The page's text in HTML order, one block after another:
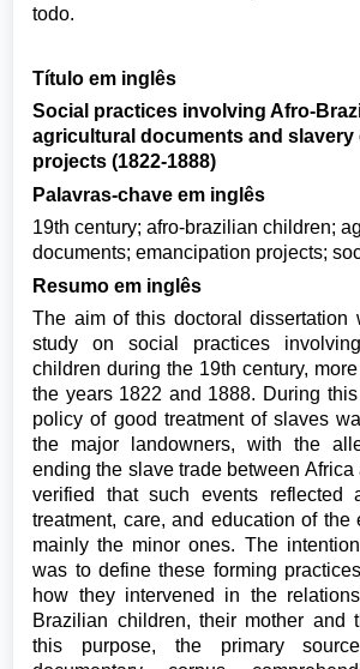
todo.
Título em inglês
Social practices involving Afro-
agricultural documents and slavery
projects (1822-1888)
Palavras-chave em inglês
19th century; afro-brazilian children;
documents; emancipation projects;
Resumo em inglês
The aim of this doctoral dissertation
study on social practices
children during the 19th century,
the years 1822 and 1888. During
policy of good treatment of slaves
the major landowners, with the
ending the slave trade between
verified that such events reflected
treatment, care, and education of the
mainly the minor ones. The
was to define these forming
how they intervened in the
Brazilian children, their mother and
this purpose, the primary